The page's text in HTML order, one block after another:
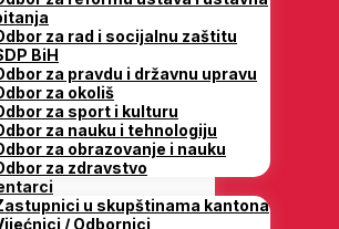
za rad i socijalnu zaštitu
BiH
za pravdu i državnu upravu
za okoliš
za sport i kulturu
za nauku i tehnologiju
za obrazovanje i nauku
za zdravstvo
u skupštinama kantona
/ Odbornici